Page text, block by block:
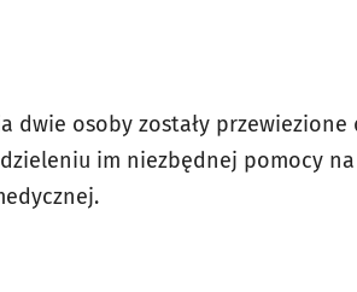
dwie osoby zostały
im niezbędnej pomocy